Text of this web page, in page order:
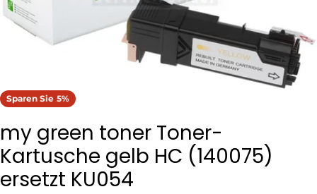
Sparen Sie 5%
my green toner Toner-
Kartusche gelb HC (140075)
ersetzt KU054